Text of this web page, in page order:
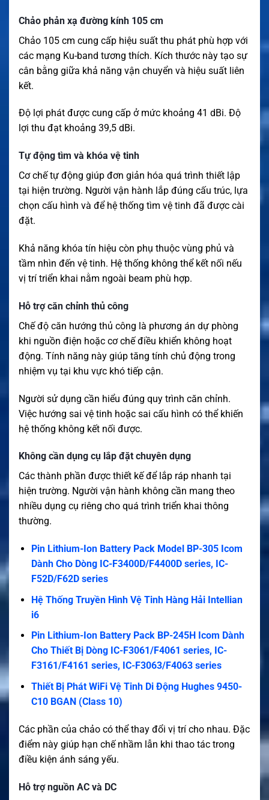
Chảo phản xạ đường kính 105 cm
Chảo 105 cm cung cấp hiệu suất thu phát phù hợp với
các mạng Ku-band tương thích. Kích thước này tạo sự
cân bằng giữa khả năng vận chuyển và hiệu suất liên
kết.
Độ lợi phát được cung cấp ở mức khoảng 41 dBi. Độ
lợi thu đạt khoảng 39,5 dBi.
Tự động tìm và khóa vệ tinh
Cơ chế tự động giúp đơn giản hóa quá trình thiết lập
tại hiện trường. Người vận hành lắp đúng cấu trúc, lựa
chọn cấu hình và để hệ thống tìm vệ tinh đã được cài
đặt.
Khả năng khóa tín hiệu còn phụ thuộc vùng phủ và
tầm nhìn đến vệ tinh. Hệ thống không thể kết nối nếu
vị trí triển khai nằm ngoài beam phù hợp.
Hỗ trợ căn chỉnh thủ công
Chế độ căn hướng thủ công là phương án dự phòng
khi nguồn điện hoặc cơ chế điều khiển không hoạt
động. Tính năng này giúp tăng tính chủ động trong
nhiệm vụ tại khu vực khó tiếp cận.
Người sử dụng cần hiểu đúng quy trình căn chỉnh.
Việc hướng sai vệ tinh hoặc sai cấu hình có thể khiến
hệ thống không kết nối được.
Không cần dụng cụ lắp đặt chuyên dụng
Các thành phần được thiết kế để lắp ráp nhanh tại
hiện trường. Người vận hành không cần mang theo
nhiều dụng cụ riêng cho quá trình triển khai thông
thường.
Pin Lithium-Ion Battery Pack Model BP-305 Icom
Dành Cho Dòng IC-F3400D/F4400D series, IC-
F52D/F62D series
Hệ Thống Truyền Hình Vệ Tinh Hàng Hải Intellian
i6
Pin Lithium-Ion Battery Pack BP-245H Icom Dành
Cho Thiết Bị Dòng IC-F3061/F4061 series, IC-
F3161/F4161 series, IC-F3063/F4063 series
Thiết Bị Phát WiFi Vệ Tinh Di Động Hughes 9450-
C10 BGAN (Class 10)
Các phần của chảo có thể thay đổi vị trí cho nhau. Đặc
điểm này giúp hạn chế nhầm lẫn khi thao tác trong
điều kiện ánh sáng yếu.
Hỗ trợ nguồn AC và DC